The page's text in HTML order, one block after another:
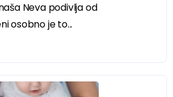
Neva podivlja od
osobno je to...